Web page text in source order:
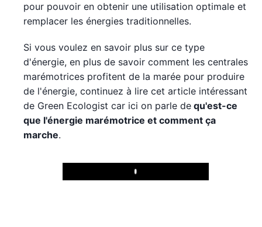
pour pouvoir en obtenir une utilisation optimale et
remplacer les énergies traditionnelles.
Si vous voulez en savoir plus sur ce type
d'énergie, en plus de savoir comment les centrales
marémotrices profitent de la marée pour produire
de l'énergie, continuez à lire cet article intéressant
de Green Ecologist car ici on parle de qu'est-ce
que l'énergie marémotrice et comment ça
marche.
Play